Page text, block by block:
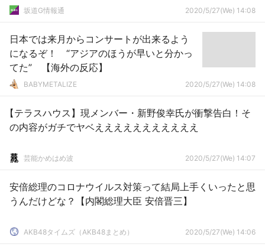
坂道G情報通 2020/5/27(We) 14:08
日本では来月からコンサートが出来るよう
になるぞ！ “アジアのほうが早いと分かっ
てた” 【海外の反応】
BABYMETALIZE 2020/5/27(We) 14:08
【テラスハウス】現メンバー・新野俊幸氏が衝撃告白！そ
の内容がガチでヤベえええええええええええ
芸能かめはめ波 2020/5/27(We) 14:07
安倍総理のコロナウイルス対策って結局上手くいったと思
うんだけどな？【内閣総理大臣 安倍晋三】
AKB48タイムズ（AKB48まとめ） 2020/5/27(We) 14:06